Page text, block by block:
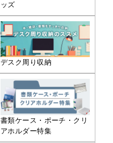
ッズ
デスク周り収納
書類ケース・ポーチ・クリ
アホルダー特集